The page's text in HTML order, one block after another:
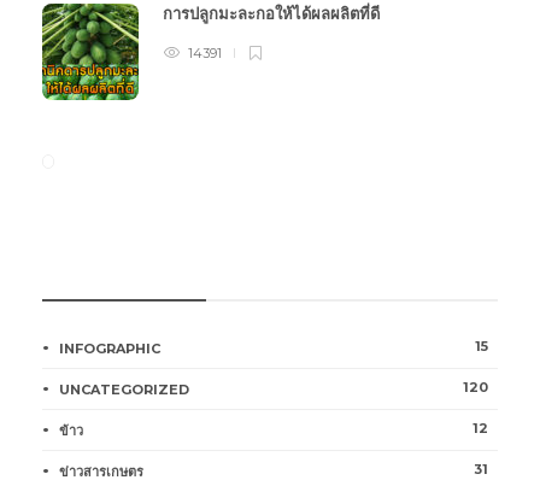
การปลูกมะละกอให้ได้ผลผลิตที่ดี
14391
INFOGRAPHIC 15
UNCATEGORIZED 120
ข้าว 12
ข่าวสารเกษตร 31